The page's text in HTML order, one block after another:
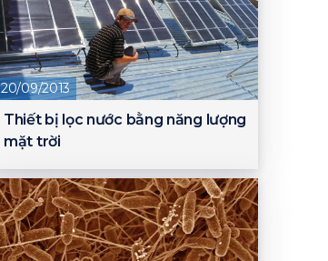
20/09/2013
Thiết bị lọc nước bằng năng lượng
mặt trời